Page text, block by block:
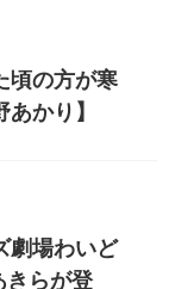
頃の方が寒
かり】
劇場わいど
らが登